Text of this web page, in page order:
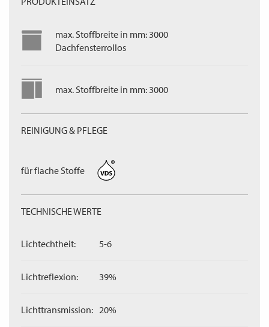
max. Stoffbreite in mm: 3000
Dachfensterrollos
max. Stoffbreite in mm: 3000
REINIGUNG & PFLEGE
für flache Stoffe
TECHNISCHE WERTE
Lichtechtheit: 5-6
Lichtreflexion: 39%
Lichttransmission: 20%